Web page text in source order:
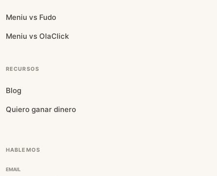
Meniu vs Fudo
Meniu vs OlaClick
RECURSOS
Blog
Quiero ganar dinero
HABLEMOS
EMAIL